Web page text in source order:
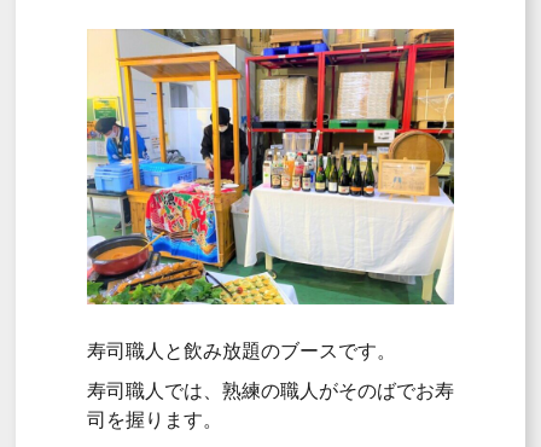
寿司職人と飲み放題のブースです。
寿司職人では、熟練の職人がそのばでお寿
司を握ります。